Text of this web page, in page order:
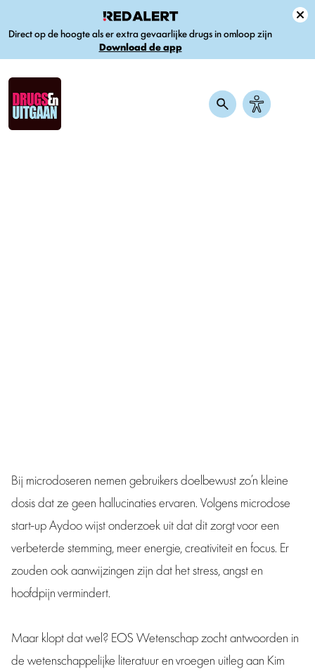
Direct op de hoogte als er extra gevaarlijke drugs in omloop zijn
Download de app
Bij microdoseren nemen gebruikers doelbewust zo’n kleine
dosis dat ze geen hallucinaties ervaren. Volgens microdose
start-up Aydoo wijst onderzoek uit dat dit zorgt voor een
verbeterde stemming, meer energie, creativiteit en focus. Er
zouden ook aanwijzingen zijn dat het stress, angst en
hoofdpijn vermindert.
Maar klopt dat wel? EOS Wetenschap zocht antwoorden in
de wetenschappelijke literatuur en vroegen uitleg aan Kim